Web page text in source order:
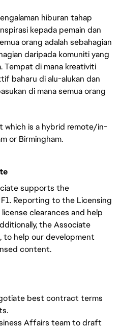
hiburan tahap
kepada pemain dan
orang adalah sebahagian
daripada komuniti yang
Tempat di mana kreativiti
baharu di alu-alukan dan
di mana semua orang
which is a hybrid remote/in-
or Birmingham.
supports the
Reporting to the Licensing
clearances and help
the Associate
to help our development
content.
best contract terms
Affairs team to draft